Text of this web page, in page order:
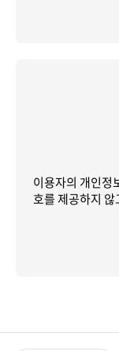
이용자의 개인정
호를 제공하지 않